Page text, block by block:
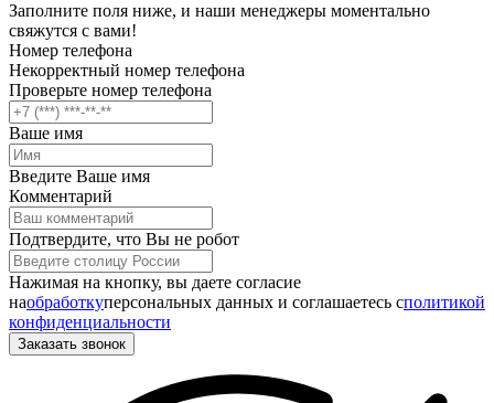
Заполните поля ниже, и наши менеджеры моментально
свяжутся с вами!
Номер телефона
Некорректный номер телефона
Проверьте номер телефона
Ваше имя
Введите Ваше имя
Комментарий
Подтвердите, что Вы не робот
Нажимая на кнопку, вы даете согласие
наобработкуперсональных данных и соглашаетесь cполитикой
конфиденциальности
Заказать звонок